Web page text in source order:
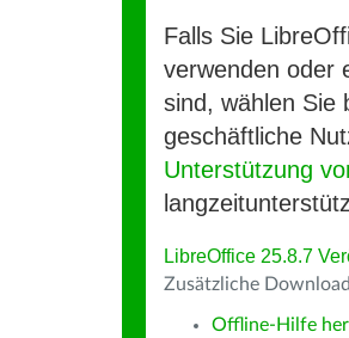
Falls Sie
verwenden oder
sind, wählen Sie
geschäftliche
Unterstützung
LibreOffice 25.8.7
Zusätzliche
Offline-Hilfe